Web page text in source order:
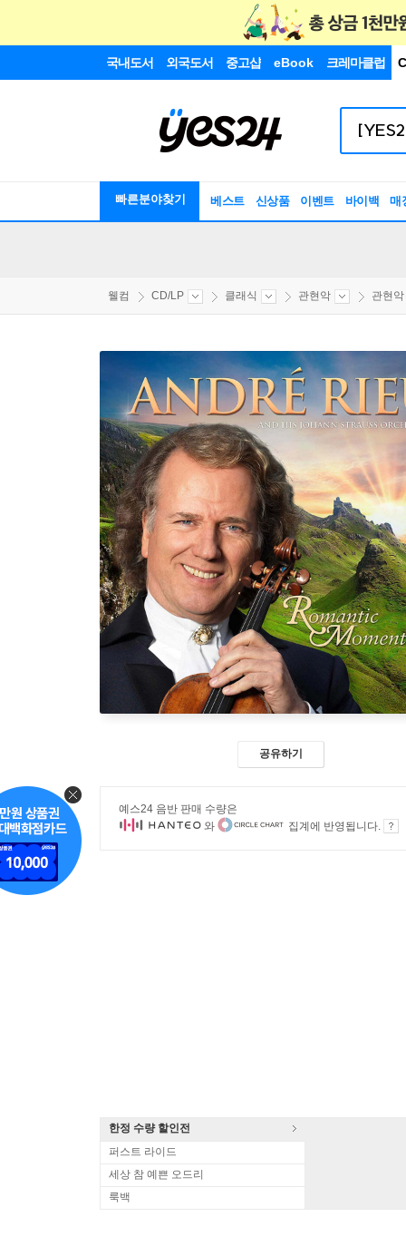
국내도서 외국도서 중고샵 eBook 크레마클럽
빠른분야찾기 베스트 신상품 이벤트 바이백 매
웰컴 CD/LP 클래식 관현악 관현
공유하기
예스24 음반 판매 수량은
와
집계에 반영됩니다.
한정 수량 할인전
퍼스트 라이드
세상 참 예쁜 오드리
룩백